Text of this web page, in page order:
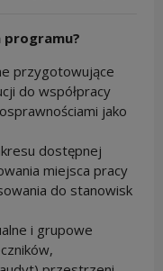
programu?
przygotowujące
do współpracy
jako
dostępnej
miejsca pracy
do stanowisk
i grupowe